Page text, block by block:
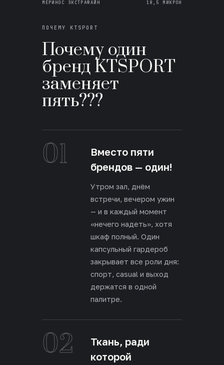
МЕРИНОС ЭКСТРАФАЙН 18,5 МИКРОН
ПОЧЕМУ KTSPORT
Почему один
бренд KTSPORT
заменяет
пять???
01
Вместо пяти
брендов — один!
Утром зал, днём
встречи, вечером ужин
— и в каждый момент
«нечего надеть», хотя
шкаф полный. Один
капсульный гардероб
закрывает все роли дня:
спорт, casual и выход
держатся в одной
палитре.
02
Ткань, ради
которой